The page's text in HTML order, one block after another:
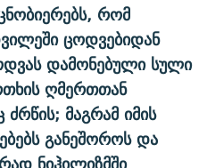
რომ
ცოდვებიდან
დამონებული სული
ღმერთთან
მაგრამ იმის
განეშოროს და